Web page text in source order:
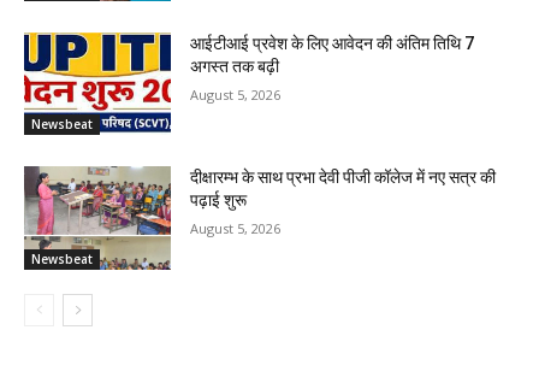
Newsbeat
आईटीआई प्रवेश के लिए आवेदन की अंतिम तिथि 7
अगस्त तक बढ़ी
August 5, 2026
Newsbeat
दीक्षारम्भ के साथ प्रभा देवी पीजी कॉलेज में नए सत्र की
पढ़ाई शुरू
August 5, 2026